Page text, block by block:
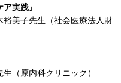
実践』
美子先生（社会医療法人財
（原内科クリニック）